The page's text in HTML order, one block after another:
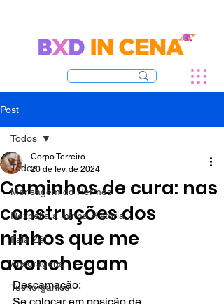
Post
Todos
Mensagem do Hermes
Rexpeita a minha História
Fala Zé!
Ancoragens
Tecnorgânico
Todos
Caminhos de cura: nas
construções dos
ninhos que me
aconchegam
Corpo Terreiro
20 de fev. de 2024
Descamação: